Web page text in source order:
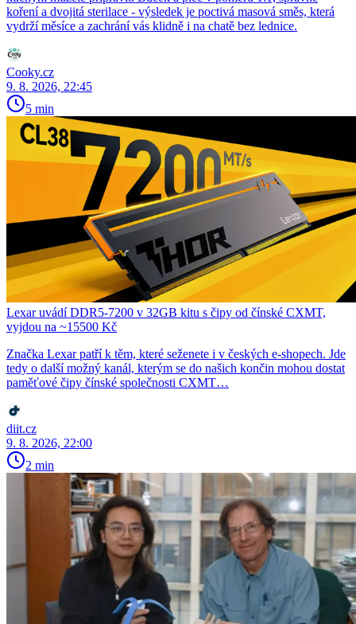
koření a dvojitá sterilace - výsledek je poctivá masová směs, která
vydrží měsíce a zachrání vás klidně i na chatě bez lednice.
Cooky.cz
9. 8. 2026, 22:45
5 min
Lexar uvádí DDR5-7200 v 32GB kitu s čipy od čínské CXMT,
vyjdou na ~15500 Kč
Značka Lexar patří k těm, které seženete i v českých e-shopech. Jde
tedy o další možný kanál, kterým se do našich končin mohou dostat
paměťové čipy čínské společnosti CXMT…
diit.cz
9. 8. 2026, 22:00
2 min